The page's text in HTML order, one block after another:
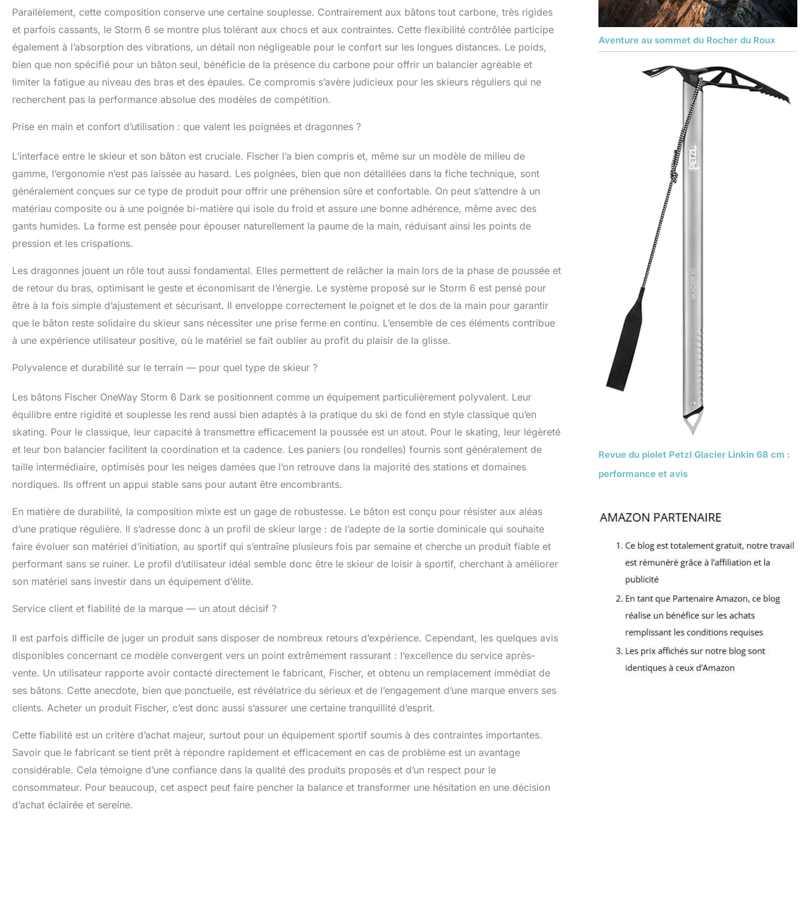
Parallèlement, cette composition conserve une certaine souplesse. Contrairement aux bâtons tout carbone, très rigides
et parfois cassants, le Storm 6 se montre plus tolérant aux chocs et aux contraintes. Cette flexibilité contrôlée participe
également à l’absorption des vibrations, un détail non négligeable pour le confort sur les longues distances. Le poids,
bien que non spécifié pour un bâton seul, bénéficie de la présence du carbone pour offrir un balancier agréable et
limiter la fatigue au niveau des bras et des épaules. Ce compromis s’avère judicieux pour les skieurs réguliers qui ne
recherchent pas la performance absolue des modèles de compétition.
Prise en main et confort d’utilisation : que valent les poignées et dragonnes ?
L’interface entre le skieur et son bâton est cruciale. Fischer l’a bien compris et, même sur un modèle de milieu de
gamme, l’ergonomie n’est pas laissée au hasard. Les poignées, bien que non détaillées dans la fiche technique, sont
généralement conçues sur ce type de produit pour offrir une préhension sûre et confortable. On peut s’attendre à un
matériau composite ou à une poignée bi-matière qui isole du froid et assure une bonne adhérence, même avec des
gants humides. La forme est pensée pour épouser naturellement la paume de la main, réduisant ainsi les points de
pression et les crispations.
Les dragonnes jouent un rôle tout aussi fondamental. Elles permettent de relâcher la main lors de la phase de poussée et
de retour du bras, optimisant le geste et économisant de l’énergie. Le système proposé sur le Storm 6 est pensé pour
être à la fois simple d’ajustement et sécurisant. Il enveloppe correctement le poignet et le dos de la main pour garantir
que le bâton reste solidaire du skieur sans nécessiter une prise ferme en continu. L’ensemble de ces éléments contribue
à une expérience utilisateur positive, où le matériel se fait oublier au profit du plaisir de la glisse.
Polyvalence et durabilité sur le terrain — pour quel type de skieur ?
Les bâtons Fischer OneWay Storm 6 Dark se positionnent comme un équipement particulièrement polyvalent. Leur
équilibre entre rigidité et souplesse les rend aussi bien adaptés à la pratique du ski de fond en style classique qu’en
skating. Pour le classique, leur capacité à transmettre efficacement la poussée est un atout. Pour le skating, leur légèreté
et leur bon balancier facilitent la coordination et la cadence. Les paniers (ou rondelles) fournis sont généralement de
taille intermédiaire, optimisés pour les neiges damées que l’on retrouve dans la majorité des stations et domaines
nordiques. Ils offrent un appui stable sans pour autant être encombrants.
En matière de durabilité, la composition mixte est un gage de robustesse. Le bâton est conçu pour résister aux aléas
d’une pratique régulière. Il s’adresse donc à un profil de skieur large : de l’adepte de la sortie dominicale qui souhaite
faire évoluer son matériel d’initiation, au sportif qui s’entraîne plusieurs fois par semaine et cherche un produit fiable et
performant sans se ruiner. Le profil d’utilisateur idéal semble donc être le skieur de loisir à sportif, cherchant à améliorer
son matériel sans investir dans un équipement d’élite.
Service client et fiabilité de la marque — un atout décisif ?
Il est parfois difficile de juger un produit sans disposer de nombreux retours d’expérience. Cependant, les quelques avis
disponibles concernant ce modèle convergent vers un point extrêmement rassurant : l’excellence du service après-
vente. Un utilisateur rapporte avoir contacté directement le fabricant, Fischer, et obtenu un remplacement immédiat de
ses bâtons. Cette anecdote, bien que ponctuelle, est révélatrice du sérieux et de l’engagement d’une marque envers ses
clients. Acheter un produit Fischer, c’est donc aussi s’assurer une certaine tranquillité d’esprit.
Cette fiabilité est un critère d’achat majeur, surtout pour un équipement sportif soumis à des contraintes importantes.
Savoir que le fabricant se tient prêt à répondre rapidement et efficacement en cas de problème est un avantage
considérable. Cela témoigne d’une confiance dans la qualité des produits proposés et d’un respect pour le
consommateur. Pour beaucoup, cet aspect peut faire pencher la balance et transformer une hésitation en une décision
d’achat éclairée et sereine.
Aventure au sommet du Rocher du Roux
Revue du piolet Petzl Glacier Linkin 68 cm :
performance et avis